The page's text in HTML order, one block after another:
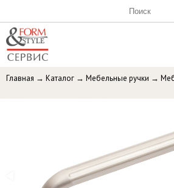
Главная → Каталог → Мебельные ручки →